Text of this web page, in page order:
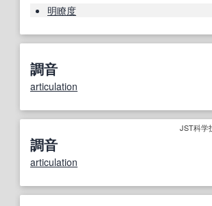
明瞭度
調音
articulation
JST科学
調音
articulation